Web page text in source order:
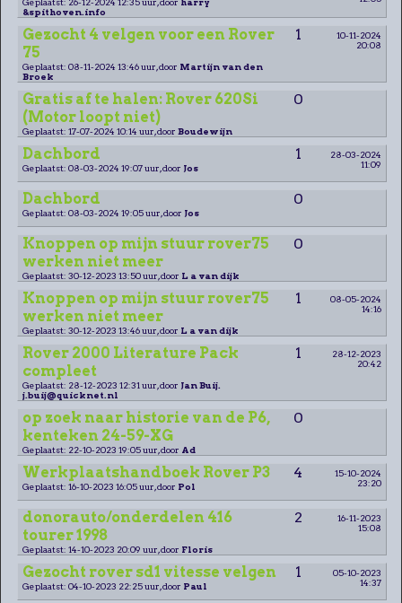
&spithoven.info
Gezocht 4 velgen voor een Rover
75
1
10-11-2024
20:08
Geplaatst: 08-11-2024 13:46 uur, door Martijn van den
Broek
Gratis af te halen: Rover 620Si
(Motor loopt niet)
0
Geplaatst: 17-07-2024 10:14 uur, door Boudewijn
Dachbord 1
28-03-2024
11:09
Geplaatst: 08-03-2024 19:07 uur, door Jos
Dachbord 0
Geplaatst: 08-03-2024 19:05 uur, door Jos
Knoppen op mijn stuur rover75
werken niet meer
0
Geplaatst: 30-12-2023 13:50 uur, door L a van dijk
Knoppen op mijn stuur rover75
werken niet meer
1
08-05-2024
14:16
Geplaatst: 30-12-2023 13:46 uur, door L a van dijk
Rover 2000 Literature Pack
compleet
1
28-12-2023
20:42
Geplaatst: 28-12-2023 12:31 uur, door Jan Buij.
j.buij@quicknet.nl
op zoek naar historie van de P6,
kenteken 24-59-XG
0
Geplaatst: 22-10-2023 19:05 uur, door Ad
Werkplaatshandboek Rover P3 4
15-10-2024
23:20
Geplaatst: 16-10-2023 16:05 uur, door Pol
donorauto/onderdelen 416
tourer 1998
2
16-11-2023
15:08
Geplaatst: 14-10-2023 20:09 uur, door Floris
Gezocht rover sd1 vitesse velgen 1
05-10-2023
14:37
Geplaatst: 04-10-2023 22:25 uur, door Paul